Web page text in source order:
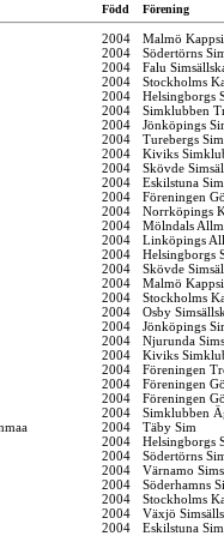
Född Förening
2004
Malmö
2004
Södertörns
2004
Falu
2004
Stockholms
2004
Helsingborgs
2004
Simklubben
2004
Jönköpings
2004
Turebergs
2004
Kiviks
2004
Skövde
2004
Eskilstuna
2004
Föreningen
2004
Norrköpings
2004
Mölndals
2004
Linköpings
2004
Helsingborgs
2004
Skövde
2004
Malmö
2004
Stockholms
2004
Osby
2004
Jönköpings
2004
Njurunda
2004
Kiviks
2004
Föreningen
2004
Föreningen
2004
Föreningen
2004
Simklubben
2004
Täby Sim
2004
Helsingborgs
2004
Södertörns
2004
Värnamo
2004
Söderhamns
2004
Stockholms
2004
Växjö
2004 Eskilstuna